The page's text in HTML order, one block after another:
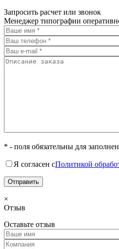
Запросить расчет или звонок
Менеджер типографии
* - поля обязательны для
Я согласен сПолитикой
×
Отзыв
Оставьте отзыв